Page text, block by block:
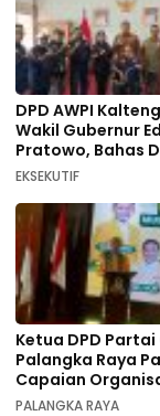
DPD AWPI
Wakil Gubernur
Pratowo, Bahas
Kongres Nasional
EKSEKUTIF
Ketua DPD
Palangka Raya
Capaian
Kemenangan
PALANGKA RAYA